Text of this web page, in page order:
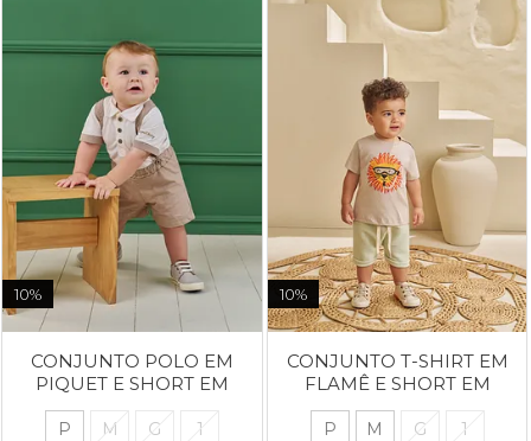
10%
CONJUNTO POLO EM
PIQUET E SHORT EM
TECIDO COTTON MIX &
MATCH
P M G 1
10%
CONJUNTO T-SHIRT EM
FLAMÊ E SHORT EM
JACQUARD ONDULÊ
P M G 1